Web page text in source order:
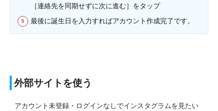
［連絡先を同期せずに次に進む］をタップ
最後に誕生日を入力すればアカウント作成完了です。
外部サイトを使う
アカウント未登録・ログインなしでインスタグラムを見たい